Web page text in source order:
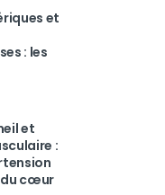
et
: les
et
:
du cœur